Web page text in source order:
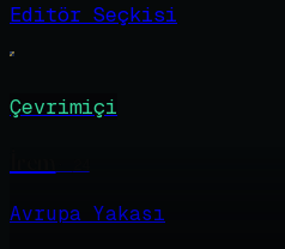
Editör Seçkisi
Çevrimiçi
Avrupa Yakası